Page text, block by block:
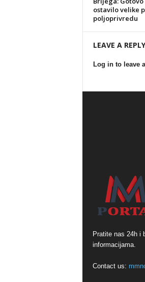
ostavilo velike
poljoprivredu
LEAVE A REPLY
Log in to leave
Pratite nas 24h i
informacijama.
Contact us: